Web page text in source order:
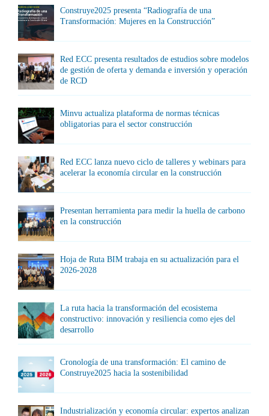
Construye2025 presenta “Radiografía de una
Transformación: Mujeres en la Construcción”
Red ECC presenta resultados de estudios sobre modelos
de gestión de oferta y demanda e inversión y operación
de RCD
Minvu actualiza plataforma de normas técnicas
obligatorias para el sector construcción
Red ECC lanza nuevo ciclo de talleres y webinars para
acelerar la economía circular en la construcción
Presentan herramienta para medir la huella de carbono
en la construcción
Hoja de Ruta BIM trabaja en su actualización para el
2026-2028
La ruta hacia la transformación del ecosistema
constructivo: innovación y resiliencia como ejes del
desarrollo
Cronología de una transformación: El camino de
Construye2025 hacia la sostenibilidad
Industrialización y economía circular: expertos analizan